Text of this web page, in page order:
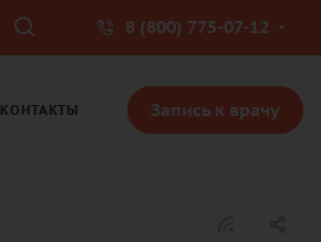
8 (800) 775-07-12
КОНТАКТЫ Запись к врачу